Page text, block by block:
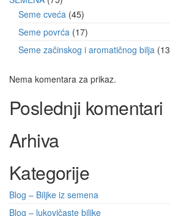
Seme cveća 45
Seme povrća 17
Seme začinskog i aromatičnog bilja 13
Nema komentara za prikaz.
Poslednji komentari
Arhiva
Kategorije
Blog – Biljke iz semena
Blog – lukovičaste biljke